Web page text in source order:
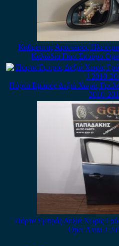
Καθρέπτης Αριστερός
Καλώδια Γκρι Σκούρο
Πόρτα Εμπρός Δεξιά Χωρίς
2010-
Πόρτα Εμπρός Δεξιά Χωρίς
Opel Astra J